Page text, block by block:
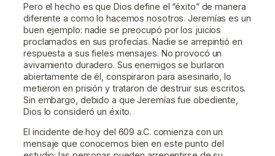
Pero el hecho es que Dios define el “éxito” de manera
diferente a como lo hacemos nosotros. Jeremías es un
buen ejemplo: nadie se preocupó por los juicios
proclamados en sus profecías. Nadie se arrepintió en
respuesta a sus fieles mensajes. No provocó un
avivamiento duradero. Sus enemigos se burlaron
abiertamente de él, conspiraron para asesinarlo, lo
metieron en prisión y trataron de destruir sus escritos.
Sin embargo, debido a que Jeremías fue obediente,
Dios lo consideró un éxito.
El incidente de hoy del 609 a.C. comienza con un
mensaje que conocemos bien en este punto del